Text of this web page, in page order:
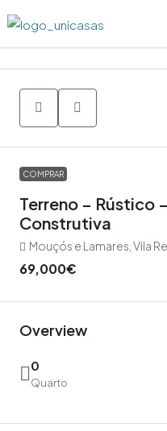
COMPRAR
Terreno – Rústico
Construtiva
Mouçós e Lamares, Vila
69,000€
Overview
0
Quarto